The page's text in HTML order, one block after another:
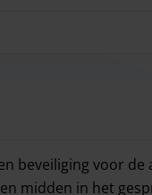
beveiliging voor
midden in het